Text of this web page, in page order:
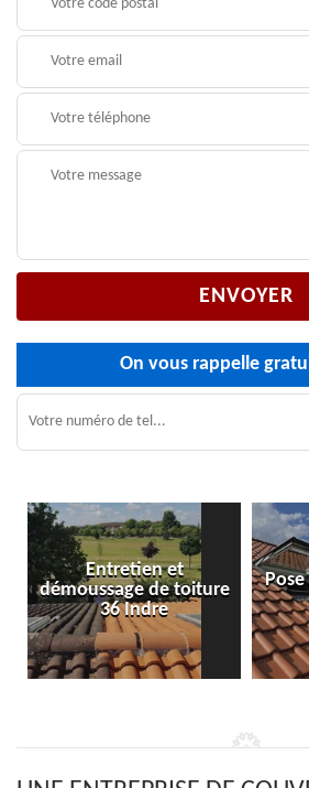
On vous rappelle
Entretien et
démoussage de toiture
36 Indre